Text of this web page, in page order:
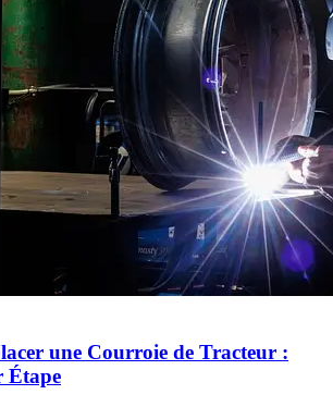
une Courroie de Tracteur :
Étape